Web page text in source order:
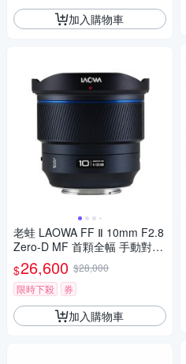
加入購物車
老蛙 LAOWA FF Ⅱ 10mm F2.8
Zero-D MF 首顆全幅 手動對焦
超廣角鏡頭 公司貨
$26,600 $28,000
限時下殺
券
加入購物車